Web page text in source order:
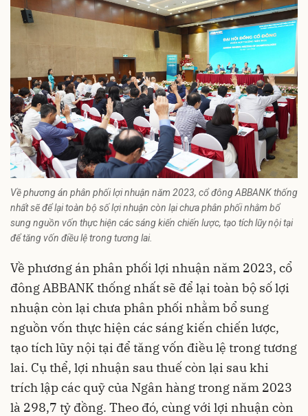
Về phương án phân phối lợi nhuận năm 2023, cổ đông ABBANK thống
nhất sẽ để lại toàn bộ số lợi nhuận còn lại chưa phân phối nhằm bổ
sung nguồn vốn thực hiện các sáng kiến chiến lược, tạo tích lũy nội tại
để tăng vốn điều lệ trong tương lai.
Về phương án phân phối lợi nhuận năm 2023, cổ
đông ABBANK thống nhất sẽ để lại toàn bộ số lợi
nhuận còn lại chưa phân phối nhằm bổ sung
nguồn vốn thực hiện các sáng kiến chiến lược,
tạo tích lũy nội tại để tăng vốn điều lệ trong tương
lai. Cụ thể, lợi nhuận sau thuế còn lại sau khi
trích lập các quỹ của Ngân hàng trong năm 2023
là 298,7 tỷ đồng. Theo đó, cùng với lợi nhuận còn